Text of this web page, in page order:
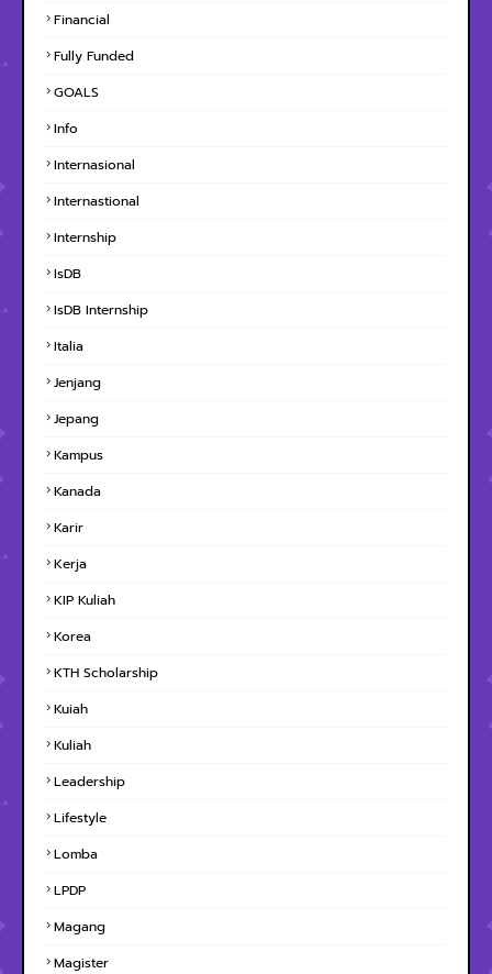
Financial
Fully Funded
GOALS
Info
Internasional
Internastional
Internship
IsDB
IsDB Internship
Italia
Jenjang
Jepang
Kampus
Kanada
Karir
Kerja
KIP Kuliah
Korea
KTH Scholarship
Kuiah
Kuliah
Leadership
Lifestyle
Lomba
LPDP
Magang
Magister